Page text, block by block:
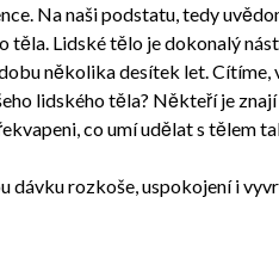
Na naši podstatu, tedy
těla. Lidské tělo je dokonalý
několika desítek let. Cítíme,
lidského těla? Někteří je
co umí udělat s tělem
dávku rozkoše, uspokojení i